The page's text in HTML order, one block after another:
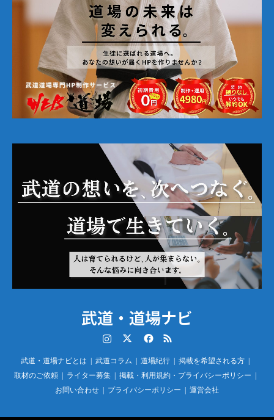
武道・道場ナビ
RSS
武道・道場ナビとは 武道コラム 道場紀行
掲載を希望される方
取材のご依頼
ライター募集
掲載・利用規約・プライバシーポリシー
お問い合わせ
プライバシーポリシー 運営会社